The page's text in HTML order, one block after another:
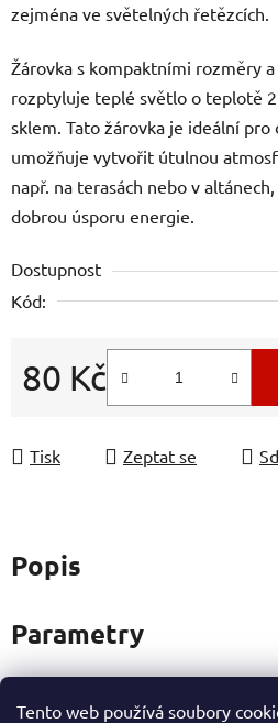
Tento web používá soubory
zejména ve světelných řetězcích.
Žárovka s kompaktními rozměry
rozptyluje teplé světlo o teplotě
sklem. Tato žárovka je ideální
umožňuje vytvořit útulnou
např. na terasách nebo v
dobrou úsporu energie.
Dostupnost
Kód:
80 Kč
Měrná cena:
Tisk Zeptat se
Popis
Parametry